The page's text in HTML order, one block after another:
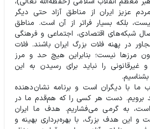
عزیز ایران از مناطق آزاد حتی دیگر
بلکه بسیار فراتر از آن است. مناطق
شبکه‌های اقتصادی، اجتماعی و فرهنگی
در پهنه فلات بزرگ ایران باشند. فلات
مرزها نیست؛ بنابراین هیچ حد و مرز
غیرقانونی را نباید برای رسیدن به این
ما با دیگران است و برنامه نشان‌دهنده
برویم. دست هر کسی را که هم‌قدم ما در
است، به گرمی می‌فشاریم. هدف ما ایران
و این هدف بزرگ، با بهره‌برداری بهینه و